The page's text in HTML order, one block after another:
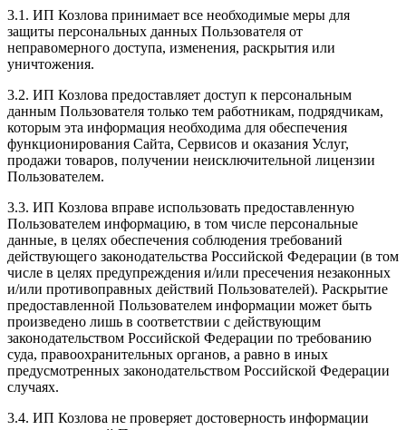
3.1. ИП Козлова принимает все необходимые меры для
защиты персональных данных Пользователя от
неправомерного доступа, изменения, раскрытия или
уничтожения.
3.2. ИП Козлова предоставляет доступ к персональным
данным Пользователя только тем работникам, подрядчикам,
которым эта информация необходима для обеспечения
функционирования Сайта, Сервисов и оказания Услуг,
продажи товаров, получении неисключительной лицензии
Пользователем.
3.3. ИП Козлова вправе использовать предоставленную
Пользователем информацию, в том числе персональные
данные, в целях обеспечения соблюдения требований
действующего законодательства Российской Федерации (в том
числе в целях предупреждения и/или пресечения незаконных
и/или противоправных действий Пользователей). Раскрытие
предоставленной Пользователем информации может быть
произведено лишь в соответствии с действующим
законодательством Российской Федерации по требованию
суда, правоохранительных органов, а равно в иных
предусмотренных законодательством Российской Федерации
случаях.
3.4. ИП Козлова не проверяет достоверность информации